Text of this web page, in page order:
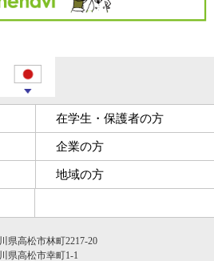
在学生・保護者の方
企業の方
地域の方
県高松市林町2217-20
県高松市幸町1-1